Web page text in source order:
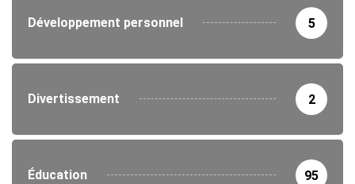
Développement personnel 5
Divertissement 2
Éducation 95